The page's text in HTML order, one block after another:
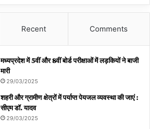
Recent Comments
मध्यप्रदेश में 5वीं और 8वीं बोर्ड परीक्षाओं में लड़कियों ने बाजी
मारी
29/03/2025
शहरी और ग्रामीण क्षेत्रों में पर्याप्त पेयजल व्यवस्था की जाएं :
सीएम डॉ. यादव
29/03/2025